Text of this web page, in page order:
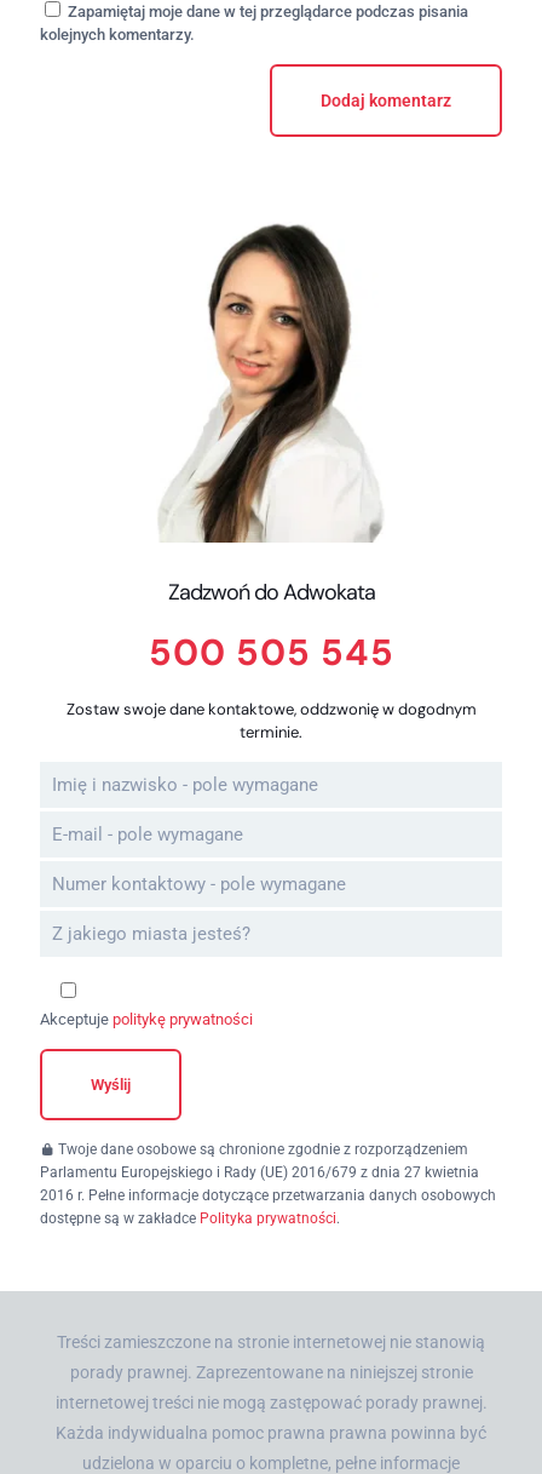
Zapamiętaj moje dane w tej przeglądarce podczas pisania
kolejnych komentarzy.
Zadzwoń do Adwokata
500 505 545
Zostaw swoje dane kontaktowe, oddzwonię w dogodnym
terminie.
Akceptuje politykę prywatności
Twoje dane osobowe są chronione zgodnie z rozporządzeniem
Parlamentu Europejskiego i Rady (UE) 2016/679 z dnia 27 kwietnia
2016 r. Pełne informacje dotyczące przetwarzania danych osobowych
dostępne są w zakładce Polityka prywatności.
Treści zamieszczone na stronie internetowej nie stanowią
porady prawnej. Zaprezentowane na niniejszej stronie
internetowej treści nie mogą zastępować porady prawnej.
Każda indywidualna pomoc prawna prawna powinna być
udzielona w oparciu o kompletne, pełne informacje